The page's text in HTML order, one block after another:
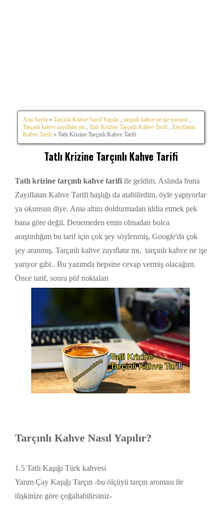
Ana Sayfa » Tarçınlı Kahve Nasıl Yapılır tarçınlı kahve ne işe yarıyor
Tarçınlı kahve zayıflatır mı
Tatlı Krizine Tarçınlı Kahve Tarifi
Zayıflatan
Kahve Tarifi » Tatlı Krizine Tarçınlı Kahve Tarifi
Tatlı Krizine Tarçınlı Kahve Tarifi
Tatlı krizine tarçınlı kahve tarifi ile geldim. Aslında buna
Zayıflatan Kahve Tarifi başlığı da atabilirdim, öyle yapıyorlar
ya okunsun diye. Ama altını doldurmadan iddia etmek pek
bana göre değil. Denemeden emin olmadan bolca
araştırdığım bu tarif için çok şey söylenmiş, Google'da çok
şey aranmış. Tarçınlı kahve zayıflatır mı, tarçınlı kahve ne işe
yarıyor gibi.. Bu yazımda hepsine cevap vermiş olacağım.
Önce tarif, sonra püf noktaları
Tarçınlı Kahve Nasıl Yapılır?
1.5 Tatlı Kaşığı Türk kahvesi
Yarım Çay Kaşığı Tarçın -bu ölçüyü tarçın aroması ile
ilişkinize göre çoğaltabilirsiniz-